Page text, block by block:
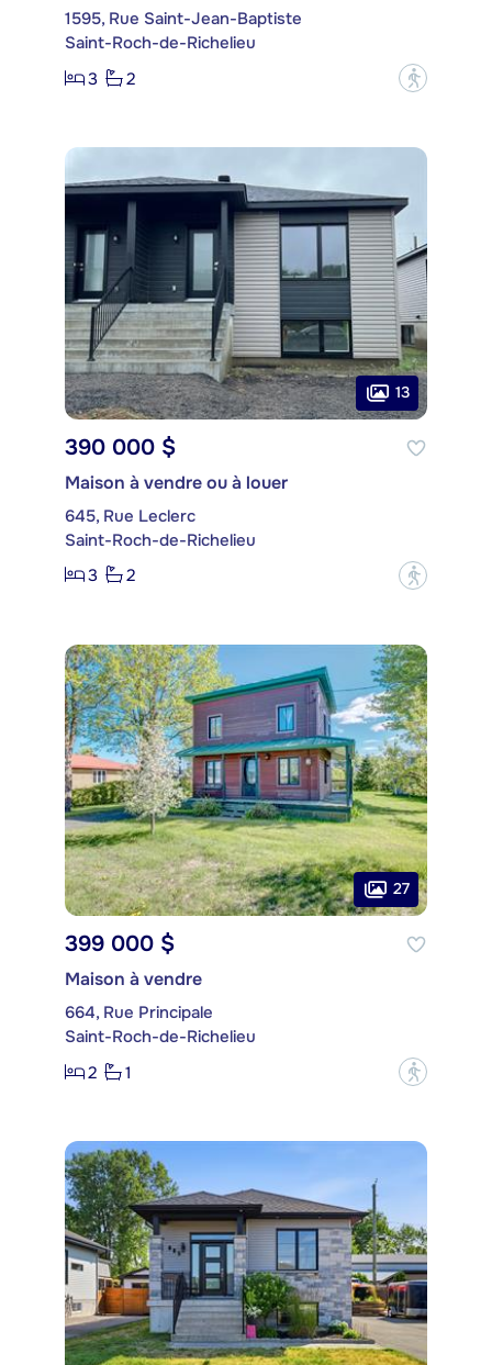
1595, Rue Saint-Jean-Baptiste
Saint-Roch-de-Richelieu
3
2 ?
13
390 000 $
Maison à vendre ou à louer
645, Rue Leclerc
Saint-Roch-de-Richelieu
3
2 ?
27
399 000 $
Maison à vendre
664, Rue Principale
Saint-Roch-de-Richelieu
2
1 ?